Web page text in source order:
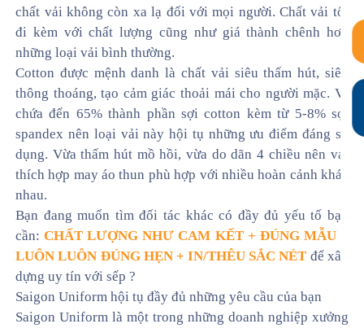
chất vải không còn xa lạ đối với mọi người. Chất vải tốt
đi kèm với chất lượng cũng như giá thành chênh hơn
những loại vải bình thường.
Cotton được mệnh danh là chất vải siêu thấm hút, siêu
thông thoáng, tạo cảm giác thoải mái cho người mặc. Vì
chứa đến 65% thành phần sợi cotton kèm từ 5-8% sợi
spandex nên loại vải này hội tụ những ưu điểm đáng sử
dụng. Vừa thấm hút mồ hồi, vừa do dãn 4 chiều nên vải
thích hợp may áo thun phù hợp với nhiều hoàn cảnh khác
nhau.
Bạn đang muốn tìm đối tác khác có đầy đủ yếu tố bạn
cần:CHẤT LƯỢNG NHƯ CAM KẾT + ĐÚNG MẪU +
LUÔN LUÔN ĐÚNG HẸN + IN/THÊU SẮC NÉT để xây
dựng uy tín với sếp ?
Saigon Uniform hội tụ đầy đủ những yêu cầu của bạn
Saigon Uniform là một trong những doanh nghiệp xưởng